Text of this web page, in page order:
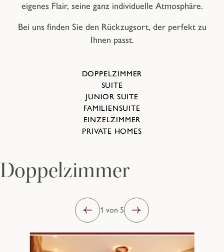
eigenes Flair, seine ganz individuelle Atmosphäre.
Bei uns finden Sie den Rückzugsort, der perfekt zu
Ihnen passt.
DOPPELZIMMER
SUITE
JUNIOR SUITE
FAMILIENSUITE
EINZELZIMMER
PRIVATE HOMES
Doppelzimmer
1 von 5